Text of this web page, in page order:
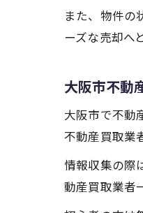
また、物件の
ーズな売却へ
大阪市不動
大阪市で不動
不動産買取業
情報収集の際
動産買取業者